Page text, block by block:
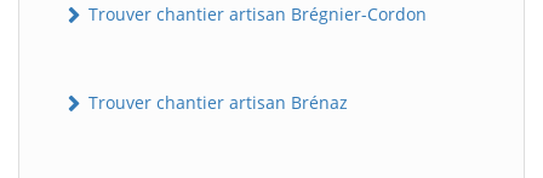
Trouver chantier artisan Brégnier-Cordon
Trouver chantier artisan Brénaz